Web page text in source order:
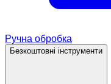
Ручна обробка
Безкоштовні інструменти